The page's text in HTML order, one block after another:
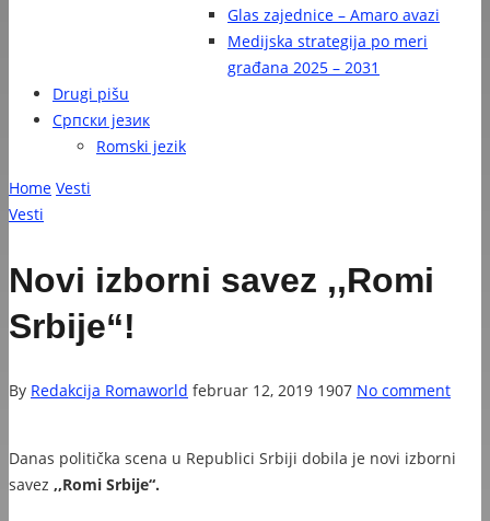
Glas zajednice – Amaro avazi
Medijska strategija po meri
građana 2025 – 2031
Drugi pišu
Српски језик
Romski jezik
Home Vesti
Vesti
Novi izborni savez ,,Romi
Srbije“!
By Redakcija Romaworld februar 12, 2019 1907 No comment
Danas politička scena u Republici Srbiji dobila je novi izborni
savez ,,Romi Srbije“.